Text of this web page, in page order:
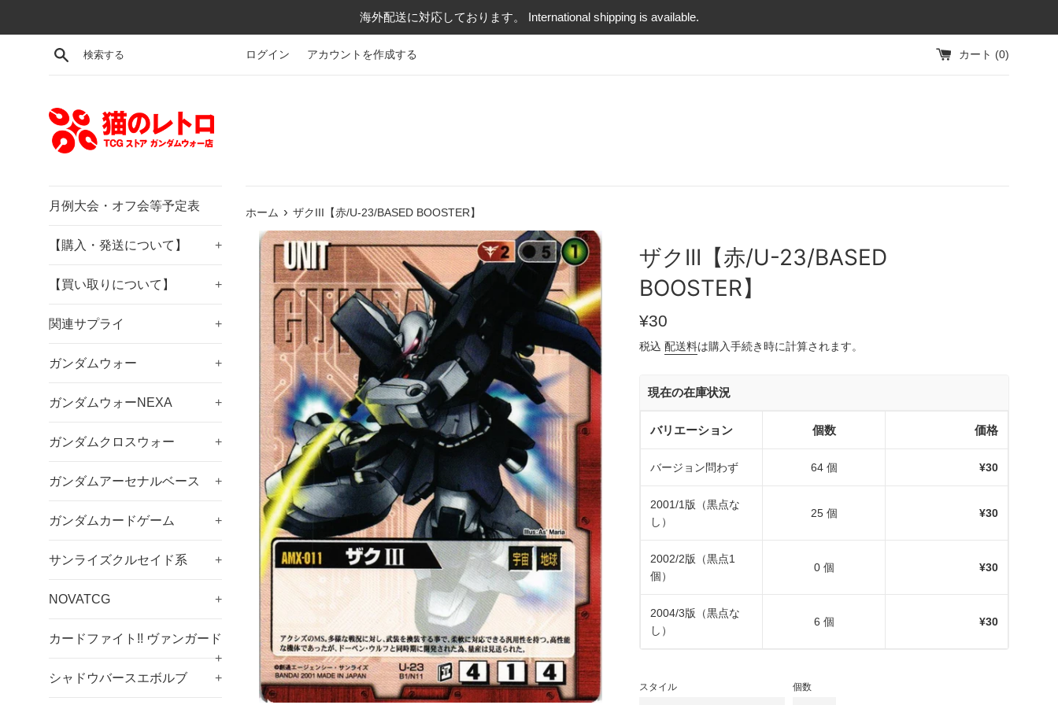
海外配送に対応しております。 International shipping is available.
検索する ログイン アカウントを作成する カート (0)
月例大会・オフ会等予定表
【購入・発送について】 +
【買い取りについて】 +
関連サプライ +
ガンダムウォー +
ガンダムウォーNEXA +
ガンダムクロスウォー +
ガンダムアーセナルベース +
ガンダムカードゲーム +
サンライズクルセイド系 +
NOVATCG +
カードファイト!! ヴァンガード
+
シャドウバースエボルブ
+
ホーム › ザクIII【赤/U-23/BASED BOOSTER】
ザクIII【赤/U-23/BASED
BOOSTER】
通
価
¥30
税込 配送料は購入手続き時に計算されます。
現在の在庫状況
バリエーション 個数 価格
バージョン問わず 64 個 ¥30
2001/1版（黒点な
し）
25 個 ¥30
2002/2版（黒点1
個）
0 個 ¥30
2004/3版（黒点な
し）
6 個 ¥30
スタイル 個数